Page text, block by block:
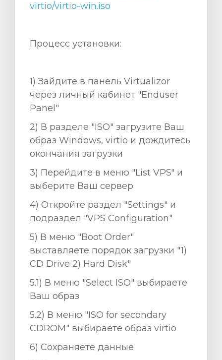
virtio/virtio-win.iso
Процесс установки:
1) Зайдите в панель Virtualizor
через личный кабинет "Enduser
Panel"
2) В разделе "ISO" загрузите Ваш
образ Windows, virtio и дождитесь
окончания загрузки
3) Перейдите в меню "List VPS" и
выберите Ваш сервер
4) Откройте раздел "Settings" и
подраздел "VPS Configuration"
5) В меню "Boot Order"
выставляете порядок загрузки "1)
CD Drive 2) Hard Disk"
5.1) В меню "Select ISO" выбираете
Ваш образ
5.2) В меню "ISO for secondary
CDROM" выбираете образ virtio
6) Сохраняете данные